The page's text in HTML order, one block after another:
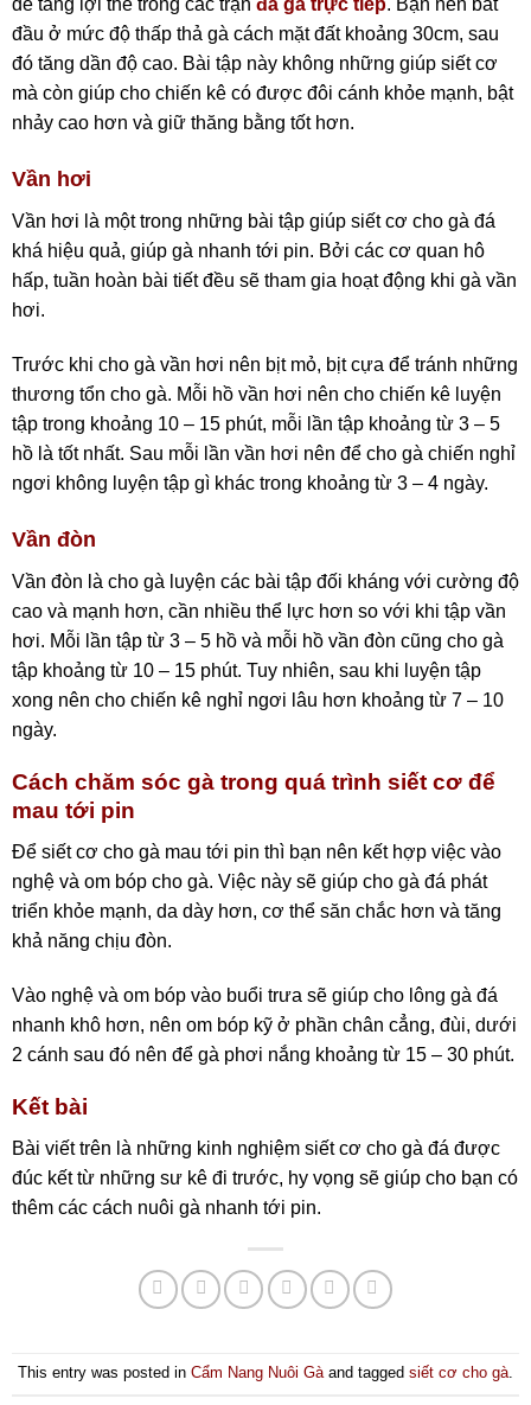
để tăng lợi thế trong các trận đá gà trực tiếp. Bạn nên bắt
đầu ở mức độ thấp thả gà cách mặt đất khoảng 30cm, sau
đó tăng dần độ cao. Bài tập này không những giúp siết cơ
mà còn giúp cho chiến kê có được đôi cánh khỏe mạnh, bật
nhảy cao hơn và giữ thăng bằng tốt hơn.
Vần hơi
Vần hơi là một trong những bài tập giúp siết cơ cho gà đá
khá hiệu quả, giúp gà nhanh tới pin. Bởi các cơ quan hô
hấp, tuần hoàn bài tiết đều sẽ tham gia hoạt động khi gà vần
hơi.
Trước khi cho gà vần hơi nên bịt mỏ, bịt cựa để tránh những
thương tổn cho gà. Mỗi hồ vần hơi nên cho chiến kê luyện
tập trong khoảng 10 – 15 phút, mỗi lần tập khoảng từ 3 – 5
hồ là tốt nhất. Sau mỗi lần vần hơi nên để cho gà chiến nghỉ
ngơi không luyện tập gì khác trong khoảng từ 3 – 4 ngày.
Vần đòn
Vần đòn là cho gà luyện các bài tập đối kháng với cường độ
cao và mạnh hơn, cần nhiều thể lực hơn so với khi tập vần
hơi. Mỗi lần tập từ 3 – 5 hồ và mỗi hồ vần đòn cũng cho gà
tập khoảng từ 10 – 15 phút. Tuy nhiên, sau khi luyện tập
xong nên cho chiến kê nghỉ ngơi lâu hơn khoảng từ 7 – 10
ngày.
Cách chăm sóc gà trong quá trình siết cơ để
mau tới pin
Để siết cơ cho gà mau tới pin thì bạn nên kết hợp việc vào
nghệ và om bóp cho gà. Việc này sẽ giúp cho gà đá phát
triển khỏe mạnh, da dày hơn, cơ thể săn chắc hơn và tăng
khả năng chịu đòn.
Vào nghệ và om bóp vào buổi trưa sẽ giúp cho lông gà đá
nhanh khô hơn, nên om bóp kỹ ở phần chân cẳng, đùi, dưới
2 cánh sau đó nên để gà phơi nắng khoảng từ 15 – 30 phút.
Kết bài
Bài viết trên là những kinh nghiệm siết cơ cho gà đá được
đúc kết từ những sư kê đi trước, hy vọng sẽ giúp cho bạn có
thêm các cách nuôi gà nhanh tới pin.
This entry was posted in Cẩm Nang Nuôi Gàand tagged siết cơ cho gà.